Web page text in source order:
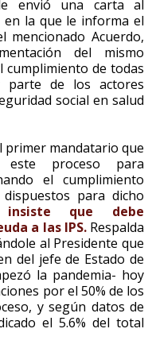
envió una carta al
en la que le informa el
mencionado Acuerdo,
del mismo
de todas
de los actores
social en salud
primer mandatario que
este proceso para
el cumplimiento
para dicho
que debe
a las IPS. Respalda
al Presidente que
del jefe de Estado de
la pandemia- hoy
por el 50% de los
y según datos de
el 5.6% del total